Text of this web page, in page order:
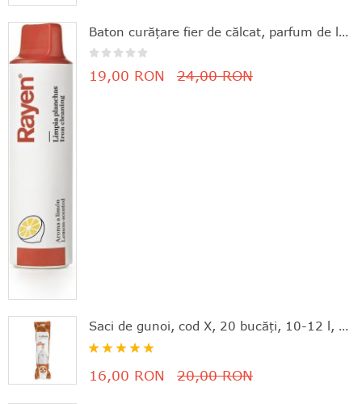
Baton curăţare fier de călcat, parfum de lămâie, 11.8x3 cm, Rayen - 8412955061630
19,00 RON 24,00 RON
Saci de gunoi, cod X, 20 bucăţi, 10-12 l, Brabantia - 8710755116728
Rating:
16,00 RON 20,00 RON